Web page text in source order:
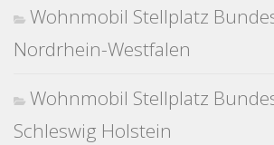
Wohnmobil Stellplatz
Nordrhein-Westfalen
Wohnmobil Stellplatz
Schleswig Holstein